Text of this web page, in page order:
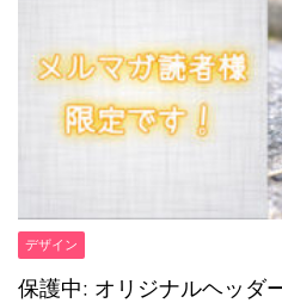
デザイン
保護中: オリジナルヘッダ